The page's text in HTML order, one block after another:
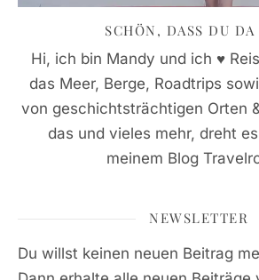
SCHÖN, DASS DU DA
Hi, ich bin Mandy und ich ♥
das Meer, Berge, Roadtrips
von geschichtsträchtigen Orten
das und vieles mehr, dreht
meinem Blog
NEWSLETTER
Du willst keinen neuen Beitrag